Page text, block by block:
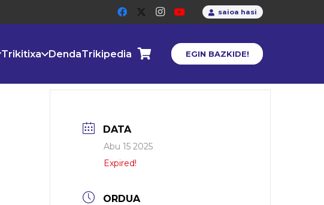
saioa hasi
Trikitixa DendaTrikipedia EGIN BAZKIDE!
DATA
Abu 15 2025
Expired!
ORDUA